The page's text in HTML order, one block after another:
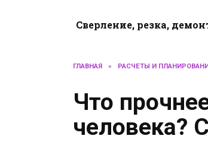
Сверление, резка,
ГЛАВНАЯ » РАСЧЕТЫ И
Что
человека?